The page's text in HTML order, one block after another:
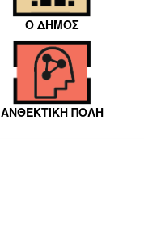
Ο ΔΗΜΟΣ
ΑΝΘΕΚΤΙΚΗ ΠΟΛΗ